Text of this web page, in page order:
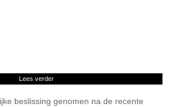
Lees verder
beslissing genomen na de recente